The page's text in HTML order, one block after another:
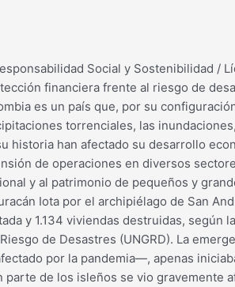
Social y Sostenibilidad /
financiera frente al riesgo de
es un país que, por su
torrenciales, las
han afectado su desarrollo
de operaciones en diversos
y al patrimonio de pequeños y
Iota por el archipiélago de San
y 1.134 viviendas destruidas, según
de Desastres (UNGRD). La
por la pandemia—, apenas
de los isleños se vio gravemente